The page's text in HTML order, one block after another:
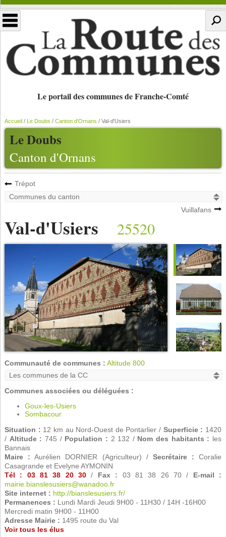
Le portail des communes de Franche-Comté
Le Doubs
Canton d'Ornans
Accueil/ Le Doubs / Canton d'Ornans / Val-d'Usiers
Trépot
Vuillafans
Val-d'Usiers 25520
Communauté de communes : Altitude 800
Communes associées ou déléguées :
Goux-les-Usiers
Sombacour
Situation : 12 km au Nord-Ouest de Pontarlier / Superficie : 1420
/ Altitude : 745 / Population : 2 132 / Nom des habitants : les
Bannais
Maire : Aurélien DORNIER (Agriculteur) / Secrétaire : Coralie
Casagrande et Evelyne AYMONIN
Tél : 03 81 38 20 30 / Fax : 03 81 38 26 70 / E-mail :
mairie.bianslesusiers@wanadoo.fr
Site internet : http://bianslesusiers.fr/
Permanences : Lundi Mardi Jeudi 9H00 - 11H30 / 14H -16H00
Mercredi matin 9H00 - 11H00
Adresse Mairie : 1495 route du Val
Voir tous les élus